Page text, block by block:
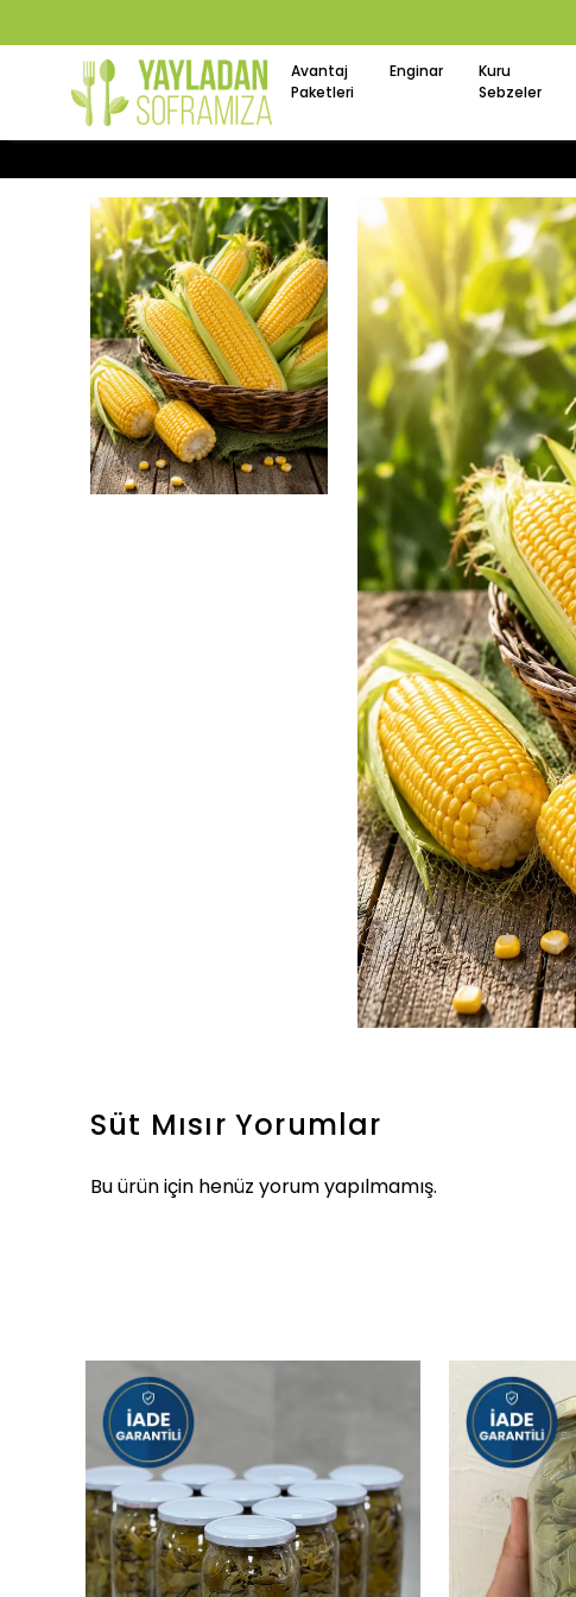
Avantaj
Paketleri
Enginar
Kuru
Sebzeler
Süt Mısır Yorumlar
Bu ürün için henüz yorum yapılmamış.